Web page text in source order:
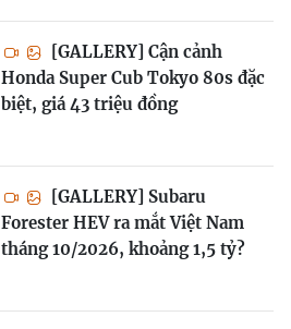
[GALLERY] Cận cảnh
Honda Super Cub Tokyo 80s đặc
biệt, giá 43 triệu đồng
[GALLERY] Subaru
Forester HEV ra mắt Việt Nam
tháng 10/2026, khoảng 1,5 tỷ?